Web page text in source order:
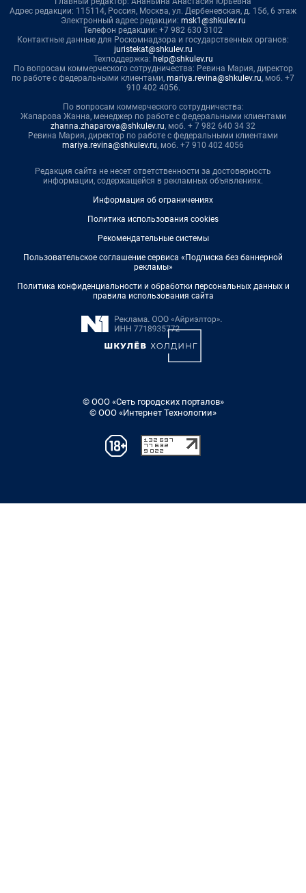
Адрес редакции: 115114, Россия, Москва, ул. Дербеневская, д. 15б, 6 этаж
Электронный адрес редакции: msk1@shkulev.ru
Телефон редакции: +7 982 630 3102
Контактные данные для Роскомнадзора и государственных органов:
juristekat@shkulev.ru
Техподдержка: help@shkulev.ru
По вопросам коммерческого сотрудничества: Ревина Мария, директор
по работе с федеральными клиентами, mariya.revina@shkulev.ru, моб. +7
910 402 4056.
По вопросам коммерческого сотрудничества:
Жапарова Жанна, менеджер по работе с федеральными клиентами
zhanna.zhaparova@shkulev.ru, моб. + 7 982 640 34 32
Ревина Мария, директор по работе с федеральными клиентами
mariya.revina@shkulev.ru, моб. +7 910 402 4056
Редакция сайта не несет ответственности за достоверность
информации, содержащейся в рекламных объявлениях.
Информация об ограничениях
Политика использования cookies
Рекомендательные системы
Пользовательское соглашение сервиса «Подписка без баннерной
рекламы»
Политика конфиденциальности и обработки персональных данных и
правила использования сайта
© ООО «Сеть городских порталов»
© ООО «Интернет Технологии»